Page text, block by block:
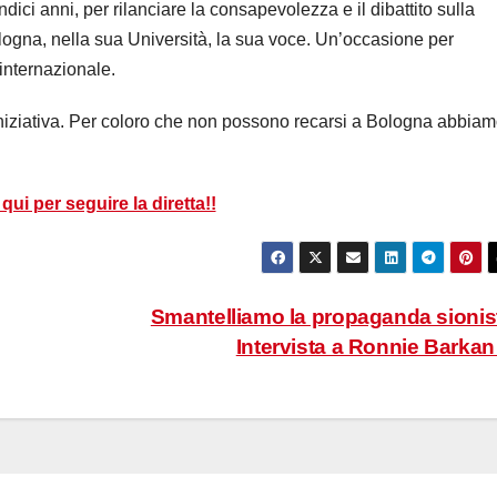
anni, per rilanciare la consapevolezza e il dibattito sulla
nella sua Università, la sua voce. Un’occasione per
Per coloro che non possono recarsi a Bologna
per seguire la diretta!!
Smantelliamo la propaganda
Intervista a Ronnie